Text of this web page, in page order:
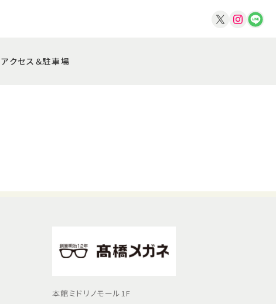
アクセス＆駐車場
本館ミドリノモール1F